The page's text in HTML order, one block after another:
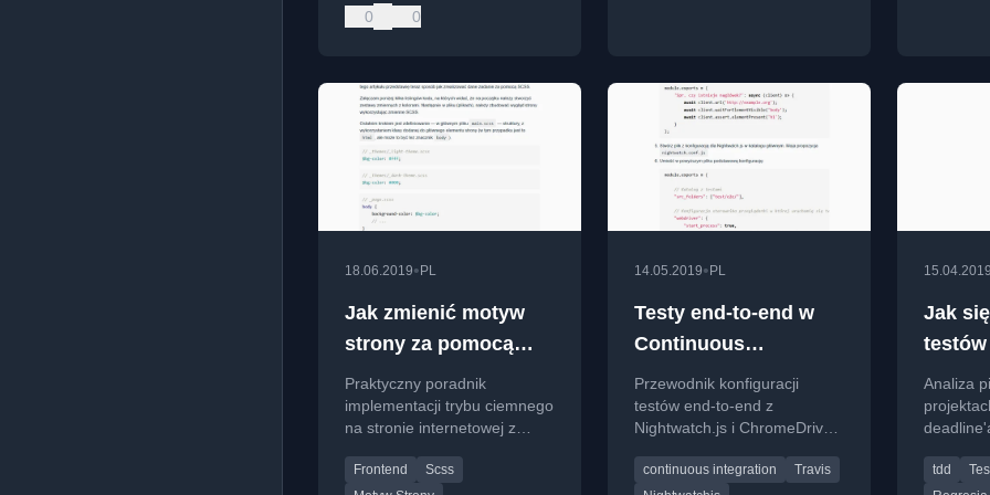
0 0
18.06.2019• PL
Jak zmienić motyw
strony za pomocą
SCSS na przykładzie
trybu ciemnego?
Praktyczny poradnik
implementacji trybu ciemnego
na stronie internetowej z
zmiennych CSS i JavaScript.
Frontend
Scss
14.05.2019• PL
Testy end-to-end w
Continuous
Integration
Przewodnik konfiguracji
testów end-to-end z
Nightwatch.js i ChromeDriver
Integration na Travisie w
continuous integration
Travis
15.04.2019
Jak
kiedy
Analiza
w
tdd